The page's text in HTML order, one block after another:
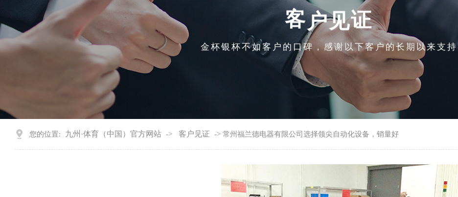
客户见 证
金杯银杯不如客户的口碑，感谢以下客户的长期以来支持
您的位置: 九州·体育（中国）官方网站 -> 客户见证 -> 常州福兰德电器有限公司选择领尖自动化设备，销量好